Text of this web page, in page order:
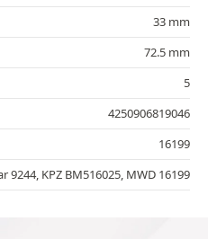
33 mm
72.5 mm
5
4250906819046
16199
9244, KPZ BM516025, MWD 16199